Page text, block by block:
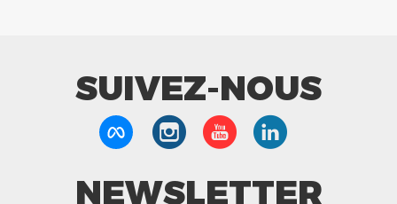
SUIVEZ-NOUS
NEWSLETTER